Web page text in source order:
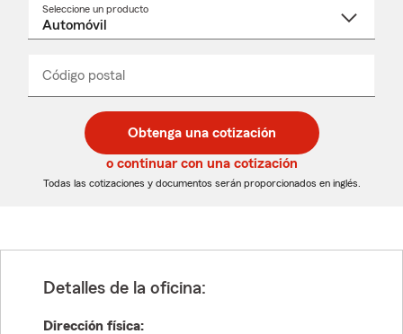
Seleccione un producto
desplegable
Código postal
de
5
dígitos
de
5
dígitos
_____
Obtenga una cotización
o continuar con una cotización
Todas las cotizaciones y documentos serán proporcionados en inglés.
Detalles de la oficina:
Dirección física: